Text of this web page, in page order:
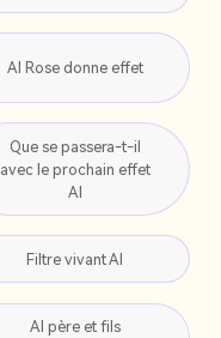
AI Rose donne effet
Que se passera-t-il
avec le prochain effet
AI
Filtre vivant AI
AI père et fils